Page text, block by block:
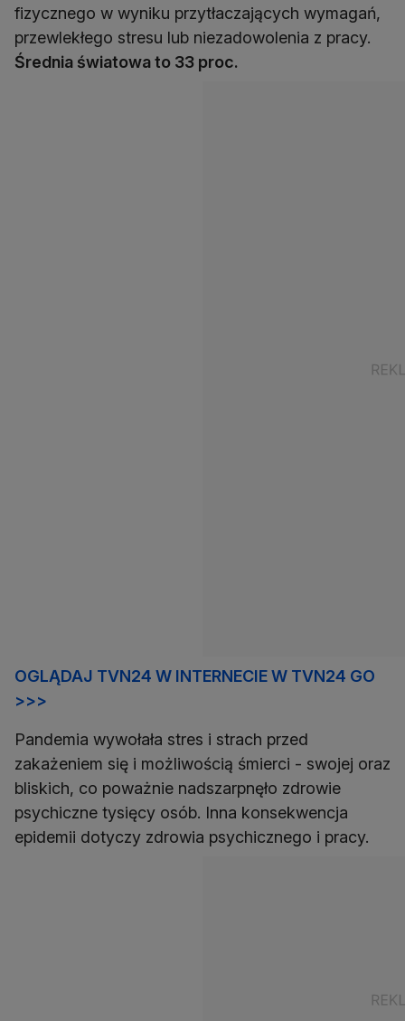
fizycznego w wyniku przytłaczających wymagań,
przewlekłego stresu lub niezadowolenia z pracy.
Średnia światowa to 33 proc.
OGLĄDAJ TVN24 W INTERNECIE W TVN24 GO
>>>
Pandemia wywołała stres i strach przed
zakażeniem się i możliwością śmierci - swojej oraz
bliskich, co poważnie nadszarpnęło zdrowie
psychiczne tysięcy osób. Inna konsekwencja
epidemii dotyczy zdrowia psychicznego i pracy.